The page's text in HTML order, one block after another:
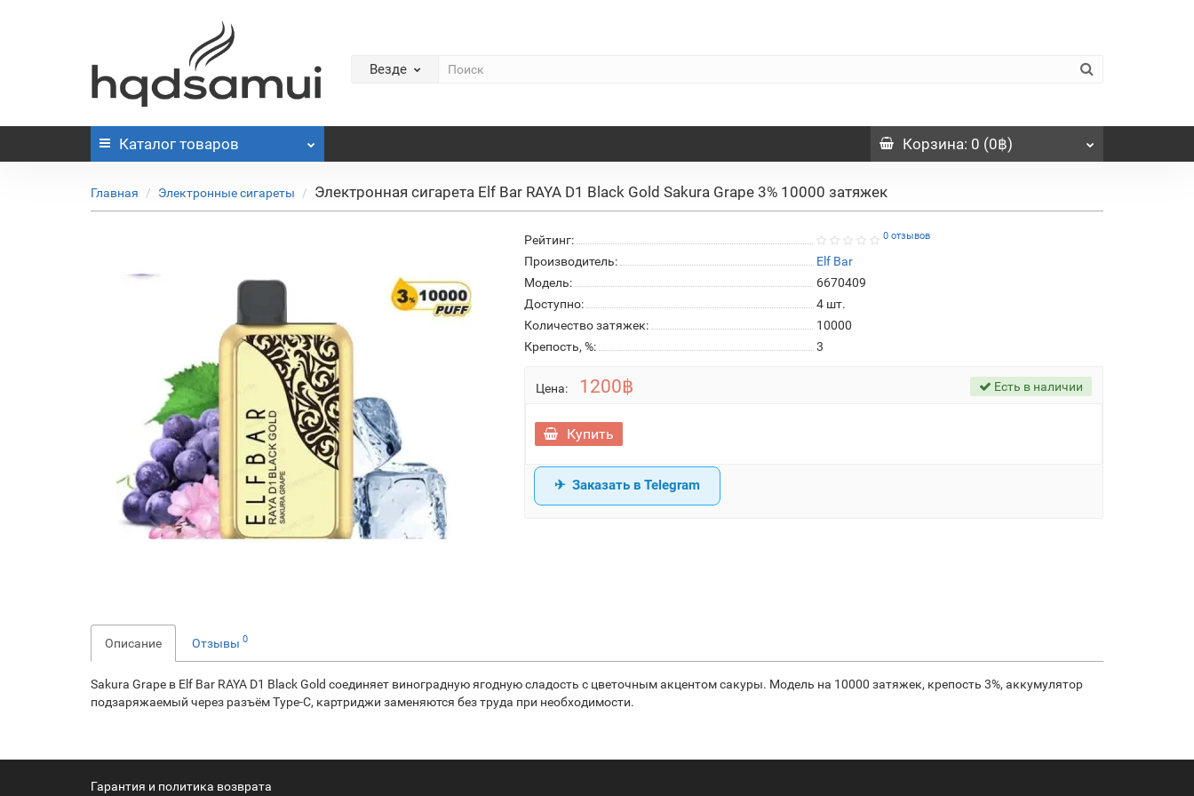
Везде
Каталог товаров Корзина: 0 (0฿)
Главная Электронные сигареты Электронная сигарета Elf Bar RAYA D1 Black Gold Sakura Grape 3% 10000 затяжек
Рейтинг: 0 отзывов
Производитель:
Elf Bar
Модель:
6670409
Доступно:
4шт.
Количество затяжек:
10000
Крепость, %:
3
Цена: 1200฿ Есть в наличии
Купить
Заказать в Telegram
Описание Отзывы 0
Sakura Grape в Elf Bar RAYA D1 Black Gold соединяет виноградную ягодную сладость с цветочным акцентом сакуры. Модель на 10000 затяжек, крепость 3%, аккумулятор
подзаряжаемый через разъём Type-C, картриджи заменяются без труда при необходимости.
Гарантия и политика возврата